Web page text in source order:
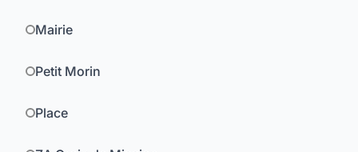
Mairie
Petit Morin
Place